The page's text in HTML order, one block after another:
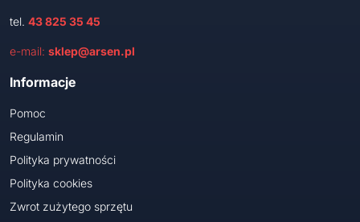
tel. 43 825 35 45
e-mail: sklep@arsen.pl
Informacje
Pomoc
Regulamin
Polityka prywatności
Polityka cookies
Zwrot zużytego sprzętu